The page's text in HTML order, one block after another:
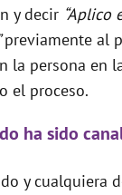
y decir “Aplico
previamente al
la persona en
el proceso.
ha sido
y cualquiera